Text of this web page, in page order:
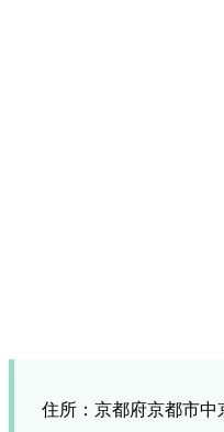
住所：京都府京都市中